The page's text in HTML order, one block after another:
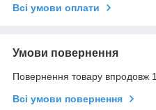
Всі умови оплати
Умови повернення
Повернення товару впродовж
Всі умови повернення